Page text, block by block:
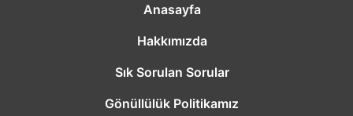
Anasayfa
Hakkımızda
Sık Sorulan Sorular
Gönüllülük Politikamız